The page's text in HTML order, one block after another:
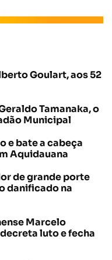
Goulart, aos 52
Tamanaka, o
Municipal
e bate a cabeça
Aquidauana
de grande porte
danificado na
Marcelo
luto e fecha